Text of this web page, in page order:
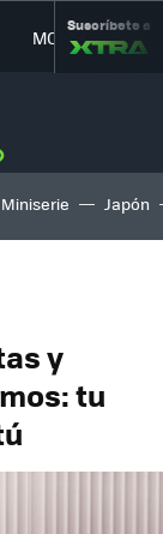
MOVILIDAD
Suscríbete a
Miniserie Japón
y
tu